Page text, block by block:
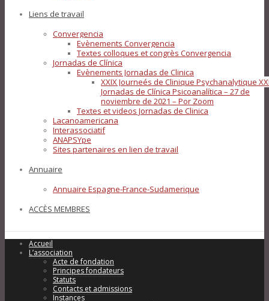
Liens de travail
Convergencia
Evènements Convergencia
Textes colloques et congrès Convergencia
Jornadas de Clínica
Evènements Jornadas de Clinica
XXIX Journeés de Clinique Psychanalytique
Jornadas de Clínica Psicoanalítica – 27 de
noviembre de 2021 – Por Zoom
Textes et videos Jornadas de Clinica
Lacanoamericana
Interassociatif
ANAPSYpe
Sites partenaires en lien de travail
Annuaire
Annuaire Espagne-France-Sudamerique
ACCÈS MEMBRES
Accueil
L’association
Acte de fondation
Principes fondateurs
Statuts
Contacts et admissions
Instances